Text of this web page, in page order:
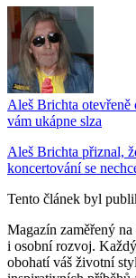
Aleš Brichta
vám ukápne slza
Aleš Brichta přiznal,
koncertování se
Tento článek byl
Magazín zaměřený
i osobní rozvoj.
obohatí váš životní